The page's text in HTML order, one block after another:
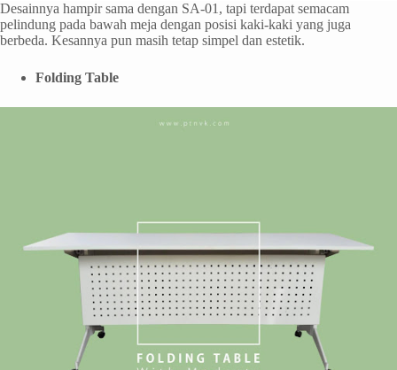
Desainnya hampir sama dengan SA-01, tapi terdapat semacam
pelindung pada bawah meja dengan posisi kaki-kaki yang juga
berbeda. Kesannya pun masih tetap simpel dan estetik.
Folding Table